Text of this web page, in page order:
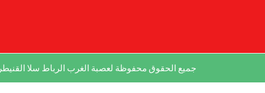
جميع الحقوق محفوظة لعصبة الغرب الرباط سلا